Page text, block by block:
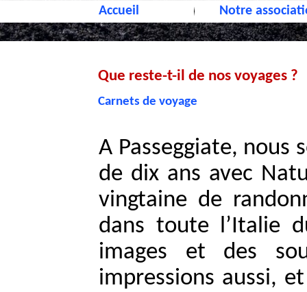
Accueil Notre
Que reste-t-il de nos voyages ?
Carnets de voyage
A Passeggiate, nous
de dix ans avec
vingtaine de
dans toute l’Italie
images et des
impressions aussi,